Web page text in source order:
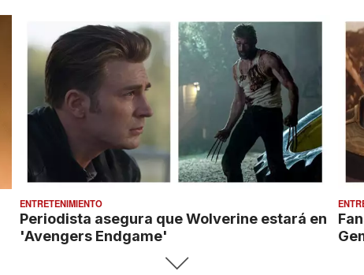
ENTRETENIMIENTO
Periodista asegura que Wolverine estará en
'Avengers Endgame'